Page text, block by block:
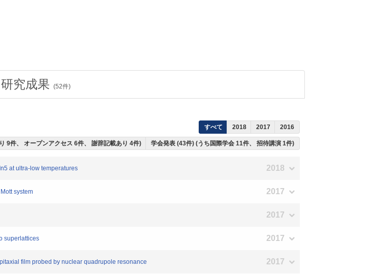
研究成果 (52件)
すべて 2018 2017 2016
9件、 オープンアクセス 6件、 謝辞記載あり 4件) 学会発表 (43件) (うち国際学会 11件、 招待講演 1件)
at ultra-low temperatures 2018
system 2017
2017
superlattices 2017
film probed by nuclear quadrupole resonance 2017